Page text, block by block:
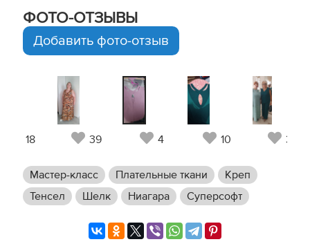
ФОТО-ОТЗЫВЫ
Добавить фото-отзыв
18 39 4 10 31
Мастер-класс Плательные ткани
Креп
Тенсел
Шелк Ниагара Суперсофт